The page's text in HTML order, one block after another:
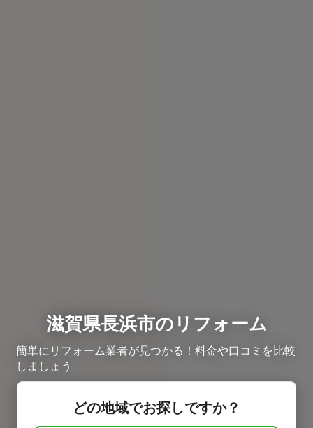
滋賀県長浜市のリフォーム
簡単にリフォーム業者が見つかる！料金や口コミを比較
しましょう
どの地域でお探しですか？